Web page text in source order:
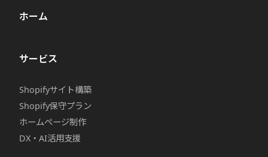
ホーム
サービス
Shopifyサイト構築
Shopify保守プラン
ホームページ制作
DX・AI活用支援